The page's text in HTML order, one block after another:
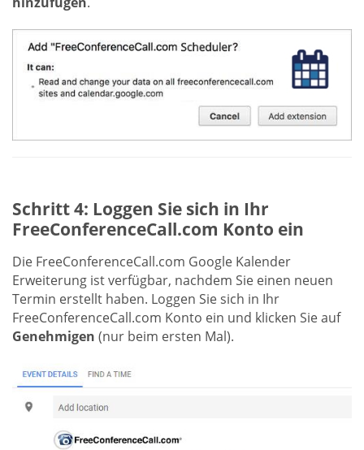
Schritt 4: Loggen Sie sich in Ihr
FreeConferenceCall.com Konto ein
Die FreeConferenceCall.com Google Kalender
Erweiterung ist verfügbar, nachdem Sie einen neuen
Termin erstellt haben. Loggen Sie sich in Ihr
FreeConferenceCall.com Konto ein und klicken Sie auf
Genehmigen (nur beim ersten Mal).